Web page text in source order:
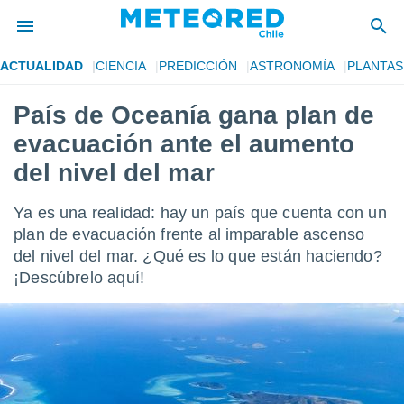
de
por
para
la
calidad.
a este
las
forma
digital
basada
ACTUALIDAD CIENCIA PREDICCIÓN ASTRONOMÍA PLANTAS
País de Oceanía gana plan de
evacuación ante el aumento
del nivel del mar
Ya es una realidad: hay un país que cuenta con un
plan de evacuación frente al imparable ascenso
del nivel del mar. ¿Qué es lo que están haciendo?
¡Descúbrelo aquí!